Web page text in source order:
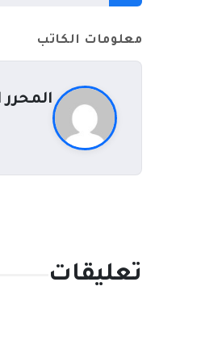
معلومات الكاتب
تعليقات